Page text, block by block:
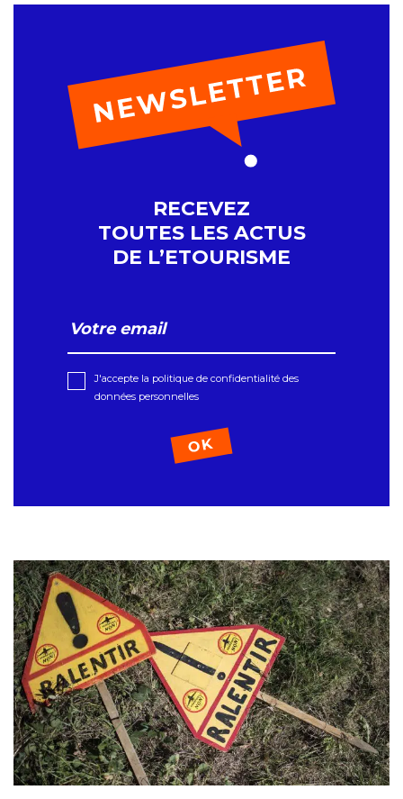
RECEVEZ
TOUTES LES ACTUS
DE L’ETOURISME
J'accepte la politique de confidentialité des
données personnelles